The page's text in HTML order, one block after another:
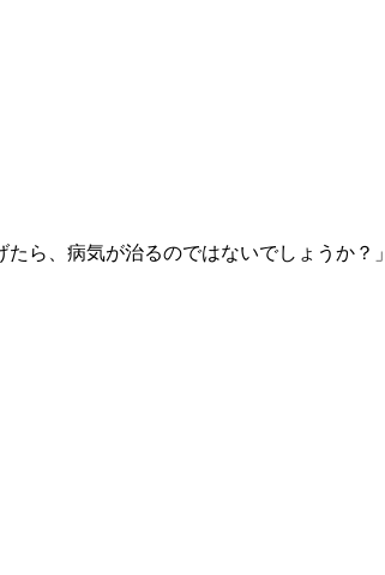
ら、病気が治るのではないでしょうか？」